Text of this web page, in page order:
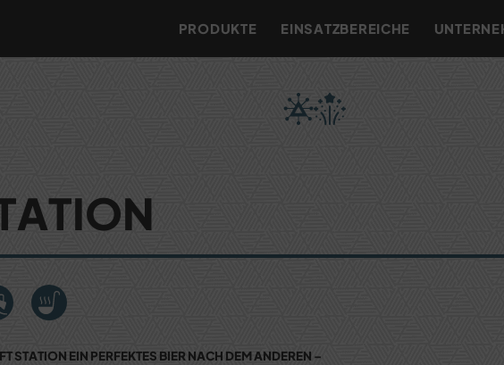
PRODUKTE EINSATZBEREICHE
STATION EIN PERFEKTES BIER NACH DEM ANDEREN –